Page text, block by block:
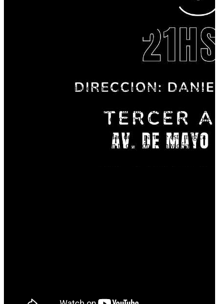
¡Prepárate para sumergirte en una experiencia única e inolvidable!
visto, una obra maestra dirigida por el talentoso Daniel De Vita. Este
evento promete llevarte a un viaje emocional a través de actuaciones
cautivadoras y momentos que se desvanecerán como un susurro en
el viento. No te pierdas la oportunidad de ser parte de esta mágica
experiencia que dejará una huella en tu corazón. ¡Ven y déjate